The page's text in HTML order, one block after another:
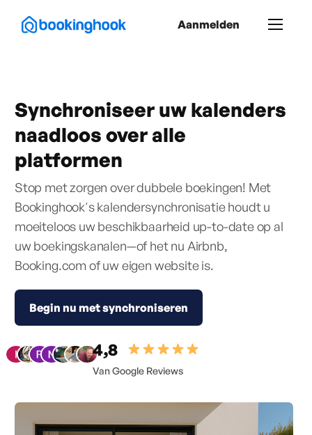
Aanmelden
Synchroniseer uw kalenders
naadloos over alle
platformen
Stop met zorgen over dubbele boekingen! Met
Bookinghook's kalendersynchronisatie houdt u
moeiteloos uw beschikbaarheid up-to-date op al
uw boekingskanalen—of het nu Airbnb,
Booking.com of uw eigen website is.
Begin nu met synchroniseren
4,8
Van Google Reviews